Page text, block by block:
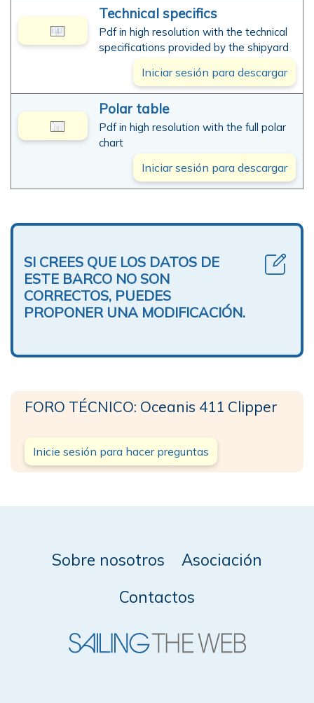
Technical specifics
Pdf in high resolution with the technical
specifications provided by the shipyard
Iniciar sesión para descargar
Polar table
Pdf in high resolution with the full polar
chart
Iniciar sesión para descargar
SI CREES QUE LOS DATOS DE
ESTE BARCO NO SON
CORRECTOS, PUEDES
PROPONER UNA MODIFICACIÓN.
FORO TÉCNICO: Oceanis 411 Clipper
Inicie sesión para hacer preguntas
Sobre nosotros
Asociación
Contactos